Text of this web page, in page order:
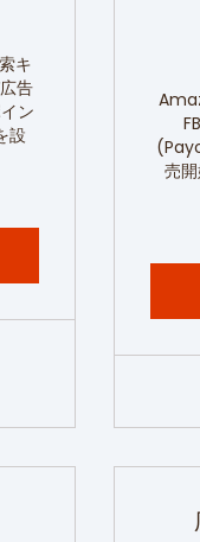
キ
告
ン
設
売